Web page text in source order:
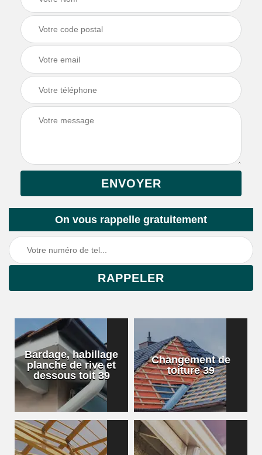
On vous rappelle gratuitement
Bardage, habillage
planche de rive et
dessous toit 39
Changement de
toiture 39